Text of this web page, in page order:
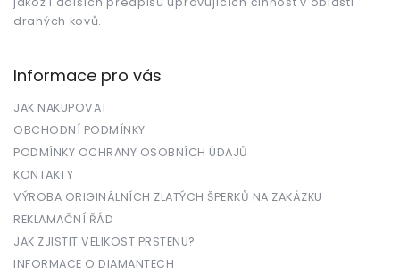
drahých kovů.
Informace pro vás
JAK NAKUPOVAT
OBCHODNÍ PODMÍNKY
PODMÍNKY OCHRANY OSOBNÍCH ÚDAJŮ
KONTAKTY
VÝROBA ORIGINÁLNÍCH ZLATÝCH ŠPERKŮ NA ZAKÁZKU
REKLAMAČNÍ ŘÁD
JAK ZJISTIT VELIKOST PRSTENU?
INFORMACE O DIAMANTECH